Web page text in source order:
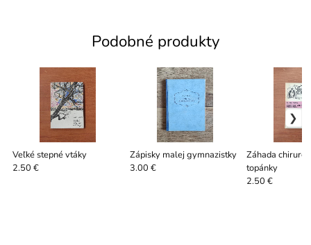
Podobné produkty
Veľké stepné vtáky
2.50 €
Zápisky malej gymnazistky
3.00 €
Záhada
topánky
2.50 €